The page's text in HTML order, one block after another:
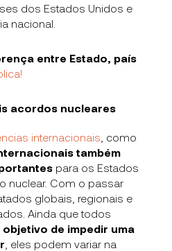
dos Estados Unidos e
nacional.
entre Estado, país
acordos nucleares
internacionais , como
também
para os Estados
nuclear. Com o passar
globais, regionais e
Ainda que todos
objetivo de impedir uma
, eles podem variar na